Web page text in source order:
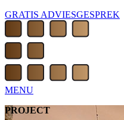
GRATIS ADVIESGESPREK
MENU
PROJECT